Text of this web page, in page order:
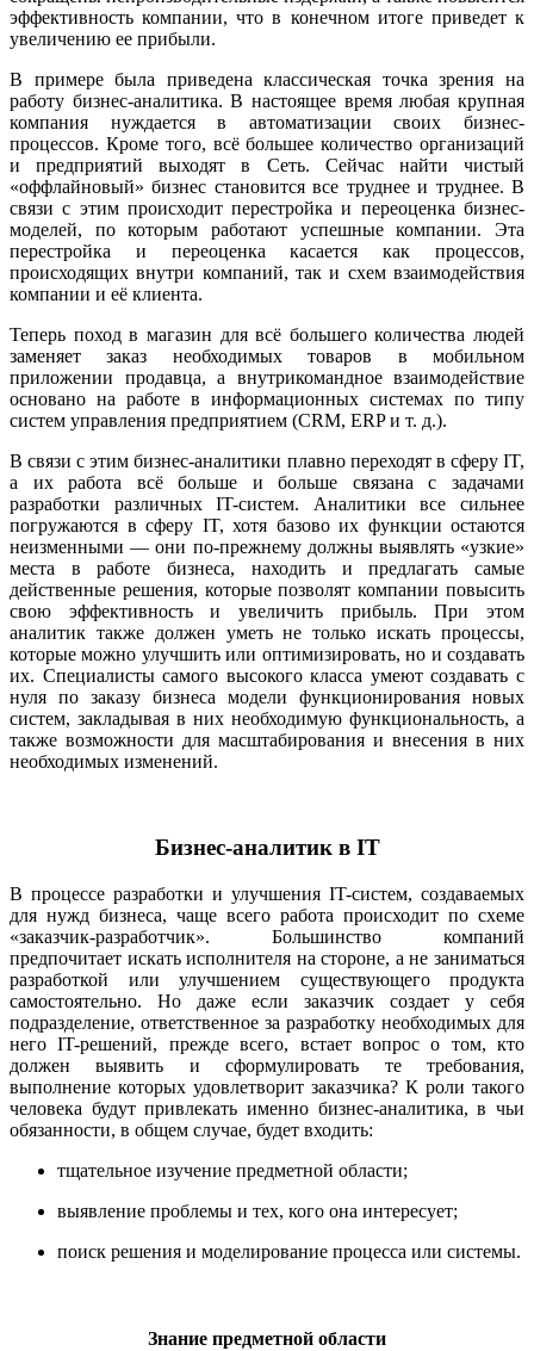
эффективность компании, что в конечном итоге приведет к
увеличению ее прибыли.
В примере была приведена классическая точка зрения на
работу бизнес-аналитика. В настоящее время любая крупная
компания нуждается в автоматизации своих бизнес-
процессов. Кроме того, всё большее количество организаций
и предприятий выходят в Сеть. Сейчас найти чистый
«оффлайновый» бизнес становится все труднее и труднее. В
связи с этим происходит перестройка и переоценка бизнес-
моделей, по которым работают успешные компании. Эта
перестройка и переоценка касается как процессов,
происходящих внутри компаний, так и схем взаимодействия
компании и её клиента.
Теперь поход в магазин для всё большего количества людей
заменяет заказ необходимых товаров в мобильном
приложении продавца, а внутрикомандное взаимодействие
основано на работе в информационных системах по типу
систем управления предприятием (CRM, ERP и т. д.).
В связи с этим бизнес-аналитики плавно переходят в сферу IT,
а их работа всё больше и больше связана с задачами
разработки различных IT-систем. Аналитики все сильнее
погружаются в сферу IT, хотя базово их функции остаются
неизменными — они по-прежнему должны выявлять «узкие»
места в работе бизнеса, находить и предлагать самые
действенные решения, которые позволят компании повысить
свою эффективность и увеличить прибыль. При этом
аналитик также должен уметь не только искать процессы,
которые можно улучшить или оптимизировать, но и создавать
их. Специалисты самого высокого класса умеют создавать с
нуля по заказу бизнеса модели функционирования новых
систем, закладывая в них необходимую функциональность, а
также возможности для масштабирования и внесения в них
необходимых изменений.
Бизнес-аналитик в IT
В процессе разработки и улучшения IT-систем, создаваемых
для нужд бизнеса, чаще всего работа происходит по схеме
«заказчик-разработчик». Большинство компаний
предпочитает искать исполнителя на стороне, а не заниматься
разработкой или улучшением существующего продукта
самостоятельно. Но даже если заказчик создает у себя
подразделение, ответственное за разработку необходимых для
него IT-решений, прежде всего, встает вопрос о том, кто
должен выявить и сформулировать те требования,
выполнение которых удовлетворит заказчика? К роли такого
человека будут привлекать именно бизнес-аналитика, в чьи
обязанности, в общем случае, будет входить:
тщательное изучение предметной области;
выявление проблемы и тех, кого она интересует;
поиск решения и моделирование процесса или системы.
Знание предметной области